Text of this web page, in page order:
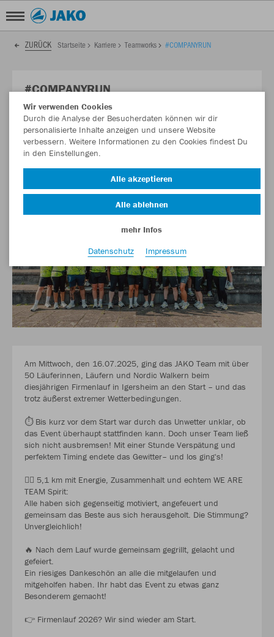
ZURÜCK Startseite Karriere Teamworks #COMPANYRUN
#COMPANYRUN
⛈️Wenn Teamspirit dem Wetter trotzt – JAKO beim Firmenlauf
Igersheim 2025
Am Mittwoch, den 16.07.2025, ging das JAKO Team mit über
50 Läuferinnen, Läufern und Nordic Walkern beim
diesjährigen Firmenlauf in Igersheim an den Start – und das
trotz äußerst extremer Wetterbedingungen.
⏱️ Bis kurz vor dem Start war durch das Unwetter unklar, ob
das Event überhaupt stattfinden kann. Doch unser Team ließ
sich nicht ausbremsen! Mit einer Stunde Verspätung und
perfektem Timing endete das Gewitter– und los ging's!
🏃‍♂️ 5,1 km mit Energie, Zusammenhalt und echtem WE ARE
TEAM Spirit:
Alle haben sich gegenseitig motiviert, angefeuert und
gemeinsam das Beste aus sich herausgeholt. Die Stimmung?
Unvergleichlich!
🔥 Nach dem Lauf wurde gemeinsam gegrillt, gelacht und
gefeiert.
Ein riesiges Dankeschön an alle die mitgelaufen und
mitgeholfen haben. Ihr habt das Event zu etwas ganz
Besonderem gemacht!
👉 Firmenlauf 2026? Wir sind wieder am Start.
Wir verwenden Cookies
Durch die Analyse der Besucherdaten können wir dir
personalisierte Inhalte anzeigen und unsere Website
verbessern. Weitere Informationen zu den Cookies findest Du
in den Einstellungen.
Alle akzeptieren
Alle ablehnen
mehr Infos
Datenschutz
Impressum